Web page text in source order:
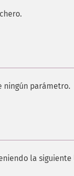
ningún parámetro.
la